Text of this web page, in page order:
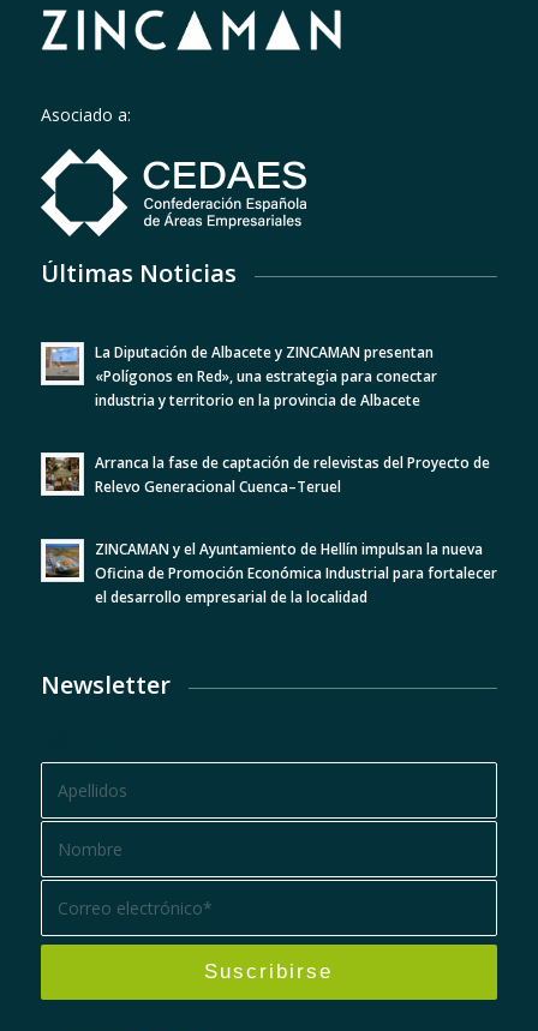
Asociado a:
Últimas Noticias
La Diputación de Albacete y ZINCAMAN presentan
«Polígonos en Red», una estrategia para conectar
industria y territorio en la provincia de Albacete
Arranca la fase de captación de relevistas del Proyecto de
Relevo Generacional Cuenca–Teruel
ZINCAMAN y el Ayuntamiento de Hellín impulsan la nueva
Oficina de Promoción Económica Industrial para fortalecer
el desarrollo empresarial de la localidad
Newsletter